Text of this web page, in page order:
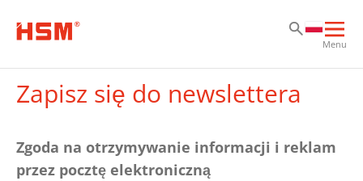
Menu
Zapisz się do newslettera
Zgoda na otrzymywanie informacji i reklam
przez pocztę elektroniczną